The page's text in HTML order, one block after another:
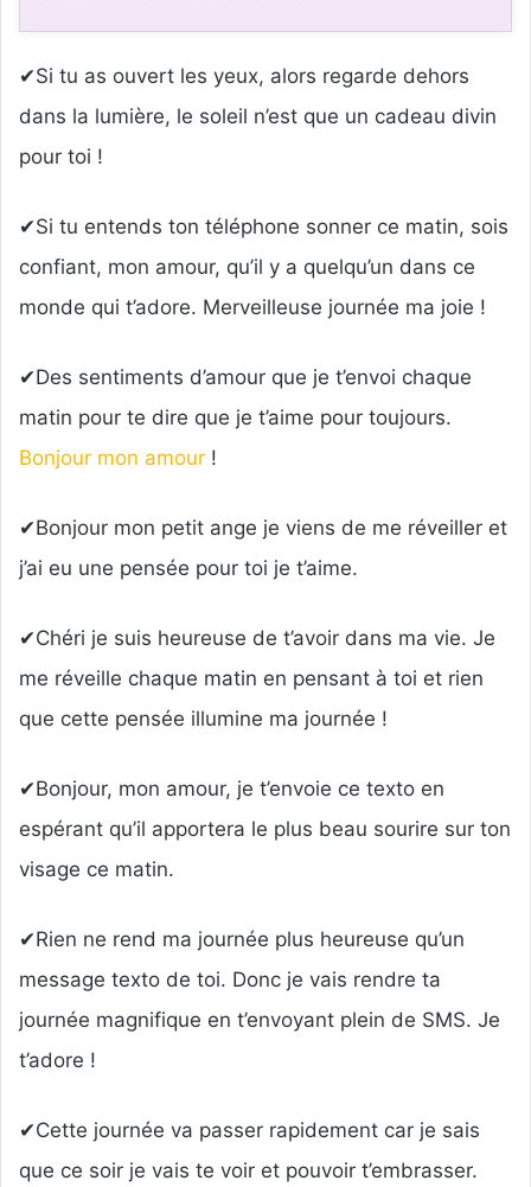
✔Si tu as ouvert les yeux, alors regarde dehors
dans la lumière, le soleil n’est que un cadeau divin
pour toi !
✔Si tu entends ton téléphone sonner ce matin, sois
confiant, mon amour, qu’il y a quelqu’un dans ce
monde qui t’adore. Merveilleuse journée ma joie !
✔Des sentiments d’amour que je t’envoi chaque
matin pour te dire que je t’aime pour toujours.
Bonjour mon amour !
✔Bonjour mon petit ange je viens de me réveiller et
j’ai eu une pensée pour toi je t’aime.
✔Chéri je suis heureuse de t’avoir dans ma vie. Je
me réveille chaque matin en pensant à toi et rien
que cette pensée illumine ma journée !
✔Bonjour, mon amour, je t’envoie ce texto en
espérant qu’il apportera le plus beau sourire sur ton
visage ce matin.
✔Rien ne rend ma journée plus heureuse qu’un
message texto de toi. Donc je vais rendre ta
journée magnifique en t’envoyant plein de SMS. Je
t’adore !
✔Cette journée va passer rapidement car je sais
que ce soir je vais te voir et pouvoir t’embrasser.